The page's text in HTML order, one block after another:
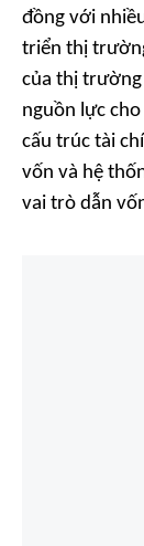
đồng với
triển thị
của thị trường
nguồn lực
cấu trúc tài
vốn và hệ
vai trò dẫn